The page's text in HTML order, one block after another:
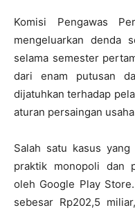
Komisi Pengawas
mengeluarkan denda
selama semester
dari enam putusan
dijatuhkan terhadap
aturan persaingan
Salah satu kasus
praktik monopoli dan
oleh Google Play
sebesar Rp202,5